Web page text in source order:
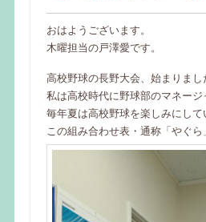
おはようございます。
木曜担当の戸澤愛です。
高校野球の長野大会、始まりまし
私は高校時代に野球部のマネー
毎年夏は高校野球を楽しみにして
この組み合わせ表・通称「やぐ